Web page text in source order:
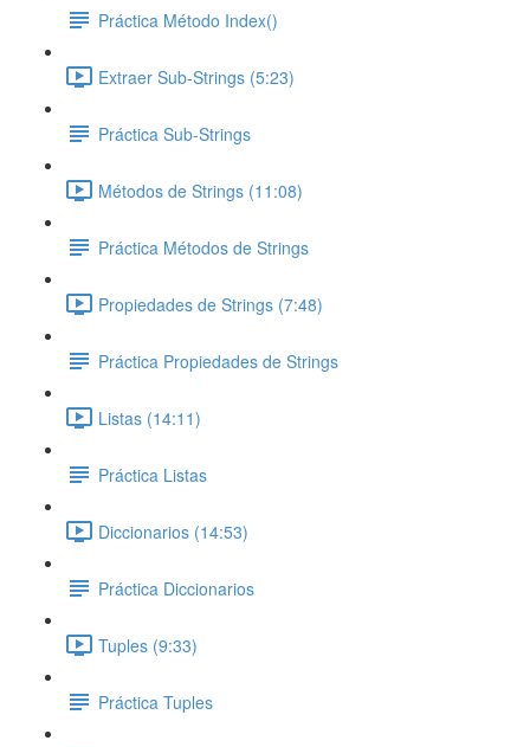
Práctica Método Index()
Extraer Sub-Strings (5:23)
Práctica Sub-Strings
Métodos de Strings (11:08)
Práctica Métodos de Strings
Propiedades de Strings (7:48)
Práctica Propiedades de Strings
Listas (14:11)
Práctica Listas
Diccionarios (14:53)
Práctica Diccionarios
Tuples (9:33)
Práctica Tuples